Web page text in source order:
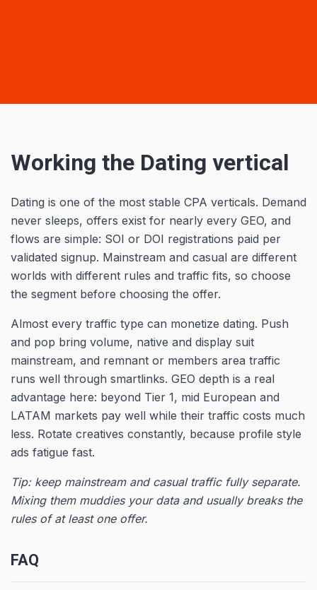
Working the Dating vertical
Dating is one of the most stable CPA verticals. Demand
never sleeps, offers exist for nearly every GEO, and
flows are simple: SOI or DOI registrations paid per
validated signup. Mainstream and casual are different
worlds with different rules and traffic fits, so choose
the segment before choosing the offer.
Almost every traffic type can monetize dating. Push
and pop bring volume, native and display suit
mainstream, and remnant or members area traffic
runs well through smartlinks. GEO depth is a real
advantage here: beyond Tier 1, mid European and
LATAM markets pay well while their traffic costs much
less. Rotate creatives constantly, because profile style
ads fatigue fast.
Tip: keep mainstream and casual traffic fully separate.
Mixing them muddies your data and usually breaks the
rules of at least one offer.
FAQ